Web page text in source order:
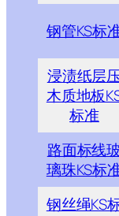
钢管KS标
浸渍纸层
木质地板
标准
路面标线
璃珠KS标
钢丝绳KS